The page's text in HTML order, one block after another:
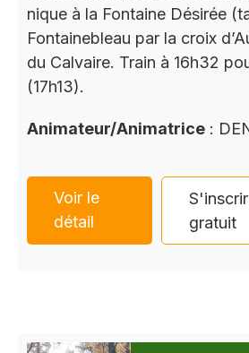
nique à la Fontaine Désirée
Fontainebleau par la croix
du Calvaire. Train à 16h32
(17h13).
Animateur/Animatrice :
Voir le
détail
gratuit